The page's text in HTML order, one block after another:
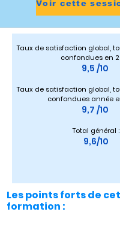
Voir cette
Taux de satisfaction global,
confondues en
9,5 /10
Taux de satisfaction global,
confondues année
9,7 /10
Total général :
9,6/10
Les points forts de
formation :